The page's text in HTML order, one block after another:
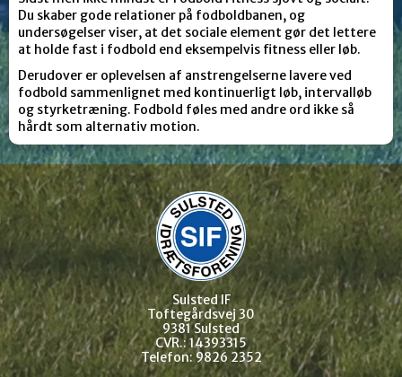
Du skaber gode relationer på fodboldbanen, og
undersøgelser viser, at det sociale element gør det lettere
at holde fast i fodbold end eksempelvis fitness eller løb.
Derudover er oplevelsen af anstrengelserne lavere ved
fodbold sammenlignet med kontinuerligt løb, intervalløb
og styrketræning. Fodbold føles med andre ord ikke så
hårdt som alternativ motion.
Sulsted IF
Toftegårdsvej 30
9381 Sulsted
CVR.: 14393315
Telefon: 9826 2352